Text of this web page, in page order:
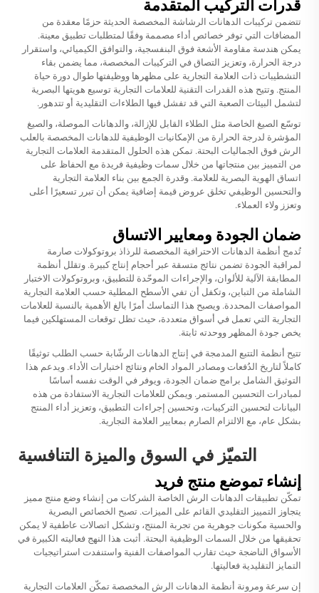
قدرات التركيب المتقدمة
تتضمن تركيبات الدهانات الرشاشة المخصصة الحديثة حزمًا معقدة من
المضافات التي توفر خصائص أداء مصممة وفقًا لمتطلبات تطبيق معينة.
يمكن هندسة مقاومة الأشعة فوق البنفسجية، والتوافق الكيميائي، واستقرار
درجة الحرارة، وتعزيز التصاق في التركيبات المخصصة، مما يضمن بقاء
التشطيبات ذات العلامة التجارية على مظهرها ووظيفتها طوال دورة حياة
المنتج. وتتيح هذه القدرات التقنية للعلامات التجارية توسيع هويتها البصرية
لتشمل البيئات الصعبة التي قد تفشل فيها الطلاءات التقليدية أو تتدهور.
توسّع الصيغ الخاصة مثل الطلاء القابل للإزالة، والدهانات الموصلة، والصيغ
المؤشرة لدرجة الحرارة من الإمكانيات الوظيفية للدهانات المخصصة بالعلب
الرش فوق الجماليات البحتة. تمكن هذه الحلول المتقدمة العلامات التجارية
من التمييز بين منتجاتها من خلال سمات وظيفية فريدة مع الحفاظ على
اتساق الهوية البصرية للعلامة. وقدرة الجمع بين بناء العلامة التجارية
والتحسين الوظيفي تخلق عروض قيمة إضافية يمكن أن تبرر تسعيرًا أعلى
وتعزز ولاء العملاء.
ضمان الجودة ومعايير الاتساق
تُدمج أنظمة الدهانات الاحترافية المخصصة للرذاذ بروتوكولات صارمة
لمراقبة الجودة تضمن نتائج متسقة عبر أحجام إنتاج كبيرة. وتقلل أنظمة
المطابقة الآلية للألوان، والإجراءات الموحّدة للتطبيق، وبروتوكولات الاختبار
الشاملة من التباين، وتكفل أن تفي الأسطح المطلية حسب العلامة التجارية
المواصفات المحددة. ويصبح هذا التماسك أمرًا بالغ الأهمية بالنسبة للعلامات
التجارية التي تعمل في أسواق متعددة، حيث تظل توقعات المستهلكين فيما
يخص جودة المظهر ووحدته ثابتة.
تتيح أنظمة التتبع المدمجة في إنتاج الدهانات الرشّابة حسب الطلب توثيقًا
كاملاً لتاريخ الدُفعات ومصادر المواد الخام ونتائج اختبارات الأداء. ويدعم هذا
التوثيق الشامل برامج ضمان الجودة، ويوفر في الوقت نفسه أساسًا
لمبادرات التحسين المستمر. ويمكن للعلامات التجارية الاستفادة من هذه
البيانات لتحسين التركيبات، وتحسين إجراءات التطبيق، وتعزيز أداء المنتج
بشكل عام، مع الالتزام الصارم بمعايير العلامة التجارية.
التميّز في السوق والميزة التنافسية
إنشاء تموضع منتج فريد
تمكّن تطبيقات الدهانات الرش الخاصة الشركات من إنشاء وضع منتج مميز
يتجاوز التمييز التقليدي القائم على الميزات. تصبح الخصائص البصرية
والحسية مكونات جوهرية من تجربة المنتج، وتشكل اتصالات عاطفية لا يمكن
تحقيقها من خلال السمات الوظيفية البحتة. أثبت هذا النهج فعاليته الكبيرة في
الأسواق الناضجة حيث تقارب المواصفات الفنية واستنفدت استراتيجيات
التمايز التقليدية فعاليتها.
إن سرعة ومرونة أنظمة الدهانات الرش المخصصة تمكّن العلامات التجارية